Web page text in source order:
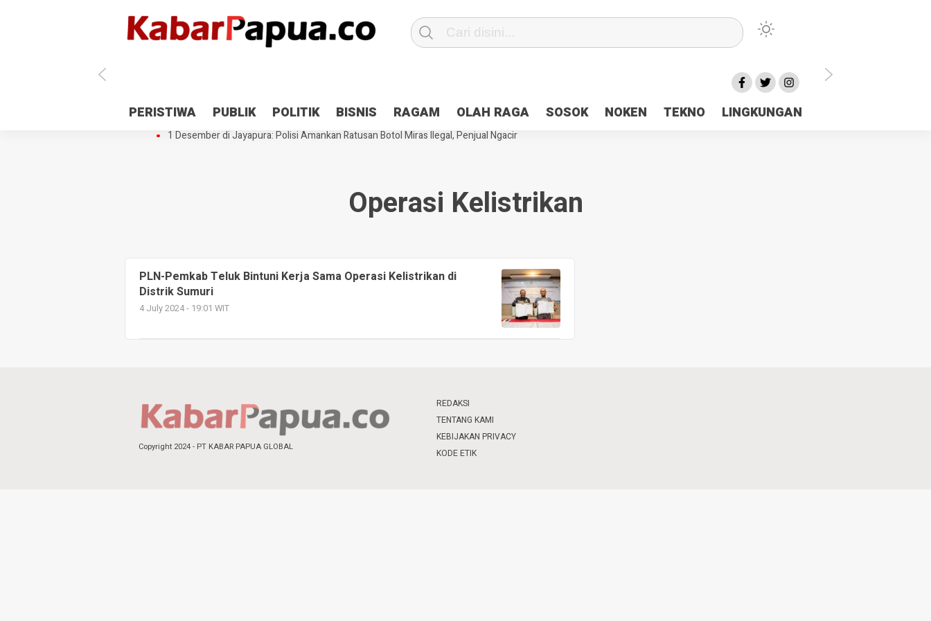
PERISTIWA PUBLIK POLITIK BISNIS RAGAM OLAH RAGA SOSOK NOKEN TEKNO LINGKUNGAN
Antisipasi 1 Desember, TNI Polri Patroli 2×24 jam di Kota Jayapura
Pesan Sejuk Polri di Deklarasi Pemilu Ceria Tanah Papua
Gedung Perpustakaan SMPN 5 Sentani Terbakar
Hibah Pilkada Jayapura Cair 10 Persen, Deposit Kas Daerah Rp23 Miliar Disorot
1 Desember di Jayapura: Polisi Amankan Ratusan Botol Miras Ilegal, Penjual Ngacir
Operasi Kelistrikan
PLN-Pemkab Teluk Bintuni Kerja Sama Operasi Kelistrikan di
Distrik Sumuri
4 July 2024 - 19:01 WIT
Copyright 2024 - PT KABAR PAPUA GLOBAL
REDAKSI
TENTANG KAMI
KEBIJAKAN PRIVACY
KODE ETIK